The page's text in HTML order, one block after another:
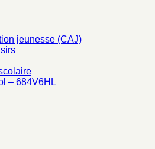
jeunesse (CAJ)
– 684V6HL